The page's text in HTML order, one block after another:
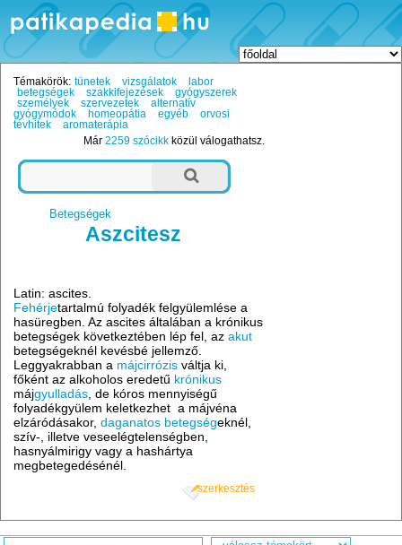
Témakörök: tünetek vizsgálatok
labor
betegségek
szakkifejezések
gyógyszerek
személyek
szervezetek
alternatív
gyógymódok
homeopátia egyéb
orvosi
tévhitek
aromaterápia
Már2259 szócikk közül válogathatsz.
Betegségek
Aszcitesz
Latin: ascites.
Fehérjetartalmú folyadék felgyülemlése a
hasüregben. Az ascites általában a krónikus
betegségek következtében lép fel, azakut
betegségeknél kevésbé jellemző.
Leggyakrabban a májcirrózis váltja ki,
főként az alkoholos eredetű krónikus
májgyulladás , de kóros mennyiségű
folyadékgyülem keletkezhet a májvéna
elzáródásakor,daganatos betegségeknél,
szív-, illetve veseelégtelenségben,
hasnyálmirigy vagy a hashártya
megbetegedésénél.
szerkesztés